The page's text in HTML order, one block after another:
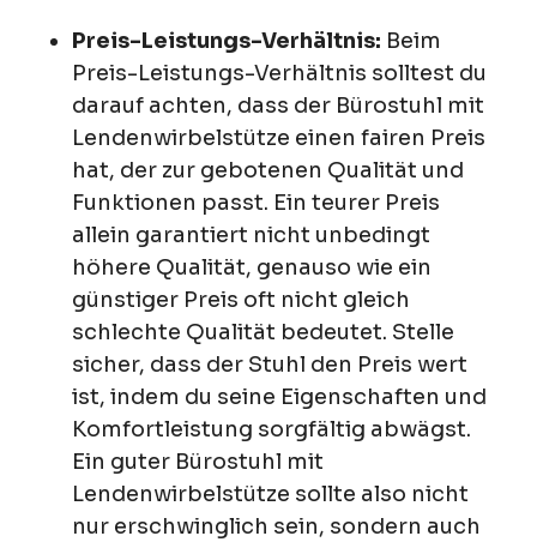
Preis-Leistungs-Verhältnis: Beim
Preis-Leistungs-Verhältnis solltest du
darauf achten, dass der Bürostuhl mit
Lendenwirbelstütze einen fairen Preis
hat, der zur gebotenen Qualität und
Funktionen passt. Ein teurer Preis
allein garantiert nicht unbedingt
höhere Qualität, genauso wie ein
günstiger Preis oft nicht gleich
schlechte Qualität bedeutet. Stelle
sicher, dass der Stuhl den Preis wert
ist, indem du seine Eigenschaften und
Komfortleistung sorgfältig abwägst.
Ein guter Bürostuhl mit
Lendenwirbelstütze sollte also nicht
nur erschwinglich sein, sondern auch